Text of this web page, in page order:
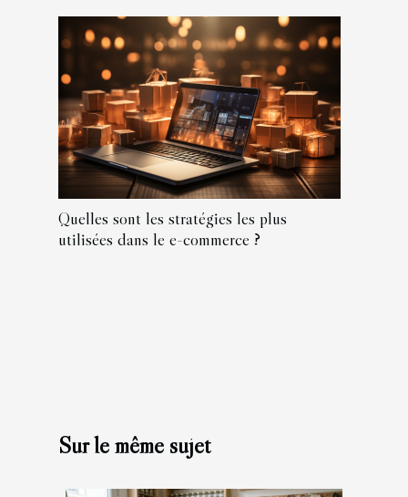
Quelles sont les stratégies les plus
utilisées dans le e-commerce ?
Sur le même sujet